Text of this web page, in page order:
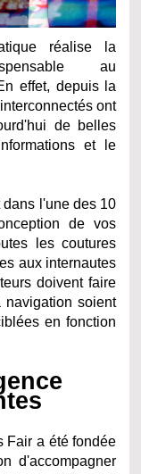
réalise la
au
effet, depuis la
ont
de belles
et le
l'une des 10
de vos
les coutures
aux internautes
doivent faire
soient
en fonction
Fair a été fondée
d'accompagner